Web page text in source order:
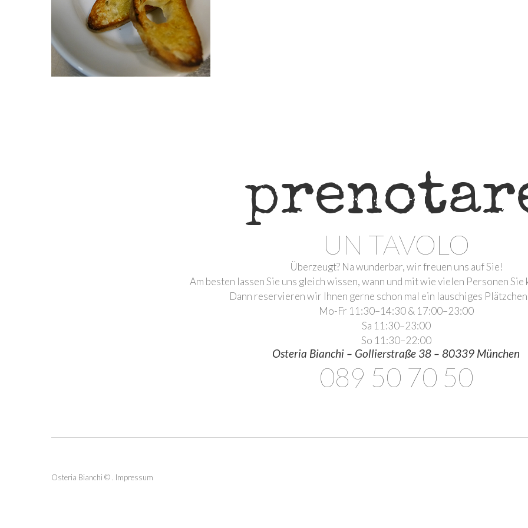
UN TAVOLO
Überzeugt? Na wunderbar, wir freuen uns auf Sie!
Am besten lassen Sie uns gleich wissen, wann und mit wie vielen Personen Sie
Dann reservieren wir Ihnen gerne schon mal ein lauschiges
Mo-Fr 11:30–14:30 & 17:00–23:00
Sa 11:30–23:00
So 11:30–22:00
Osteria Bianchi – Gollierstraße 38 – 80339 München
089 50 70 50
Osteria Bianchi © Impressum